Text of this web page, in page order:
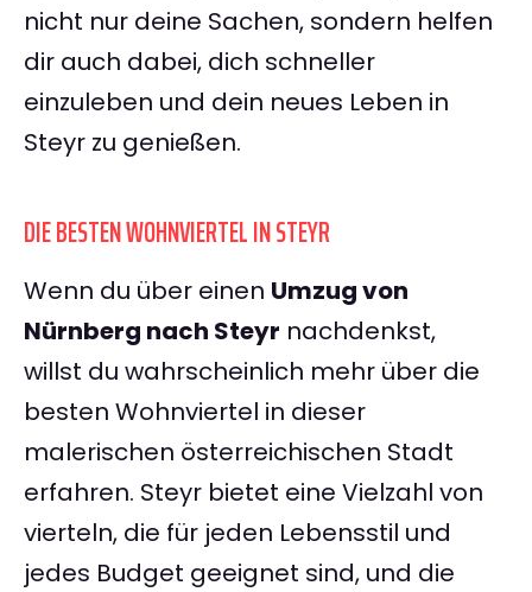
nicht nur deine Sachen, sondern helfen
dir auch dabei, dich schneller
einzuleben und dein neues Leben in
Steyr zu genießen.
DIE BESTEN WOHNVIERTEL IN STEYR
Wenn du über einen Umzug von
Nürnberg nach Steyr nachdenkst,
willst du wahrscheinlich mehr über die
besten Wohnviertel in dieser
malerischen österreichischen Stadt
erfahren. Steyr bietet eine Vielzahl von
vierteln, die für jeden Lebensstil und
jedes Budget geeignet sind, und die